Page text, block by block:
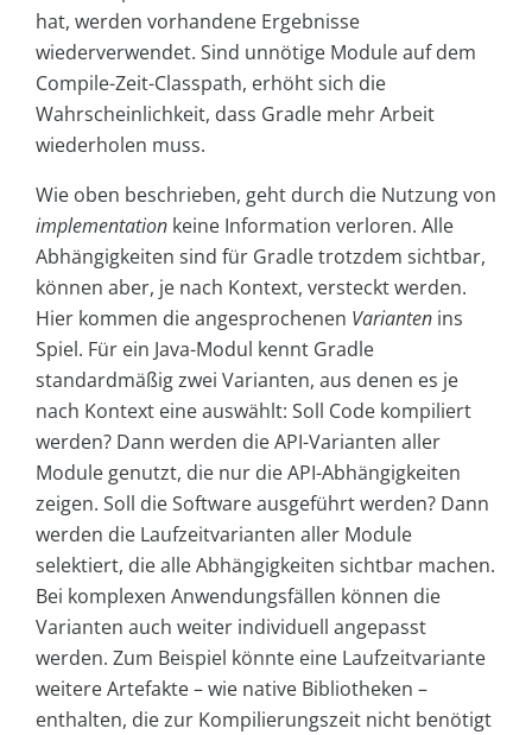
hat, werden vorhandene Ergebnisse
wiederverwendet. Sind unnötige Module auf dem
Compile-Zeit-Classpath, erhöht sich die
Wahrscheinlichkeit, dass Gradle mehr Arbeit
wiederholen muss.
Wie oben beschrieben, geht durch die Nutzung von
implementation keine Information verloren. Alle
Abhängigkeiten sind für Gradle trotzdem sichtbar,
können aber, je nach Kontext, versteckt werden.
Hier kommen die angesprochenen Varianten ins
Spiel. Für ein Java-Modul kennt Gradle
standardmäßig zwei Varianten, aus denen es je
nach Kontext eine auswählt: Soll Code kompiliert
werden? Dann werden die API-Varianten aller
Module genutzt, die nur die API-Abhängigkeiten
zeigen. Soll die Software ausgeführt werden? Dann
werden die Laufzeitvarianten aller Module
selektiert, die alle Abhängigkeiten sichtbar machen.
Bei komplexen Anwendungsfällen können die
Varianten auch weiter individuell angepasst
werden. Zum Beispiel könnte eine Laufzeitvariante
weitere Artefakte – wie native Bibliotheken –
enthalten, die zur Kompilierungszeit nicht benötigt